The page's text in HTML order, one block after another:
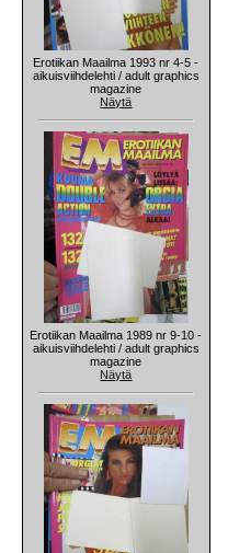
Erotiikan Maailma 1993 nr 4-5 -
aikuisviihdelehti / adult graphics
magazine
Näytä
Erotiikan Maailma 1989 nr 9-10 -
aikuisviihdelehti / adult graphics
magazine
Näytä